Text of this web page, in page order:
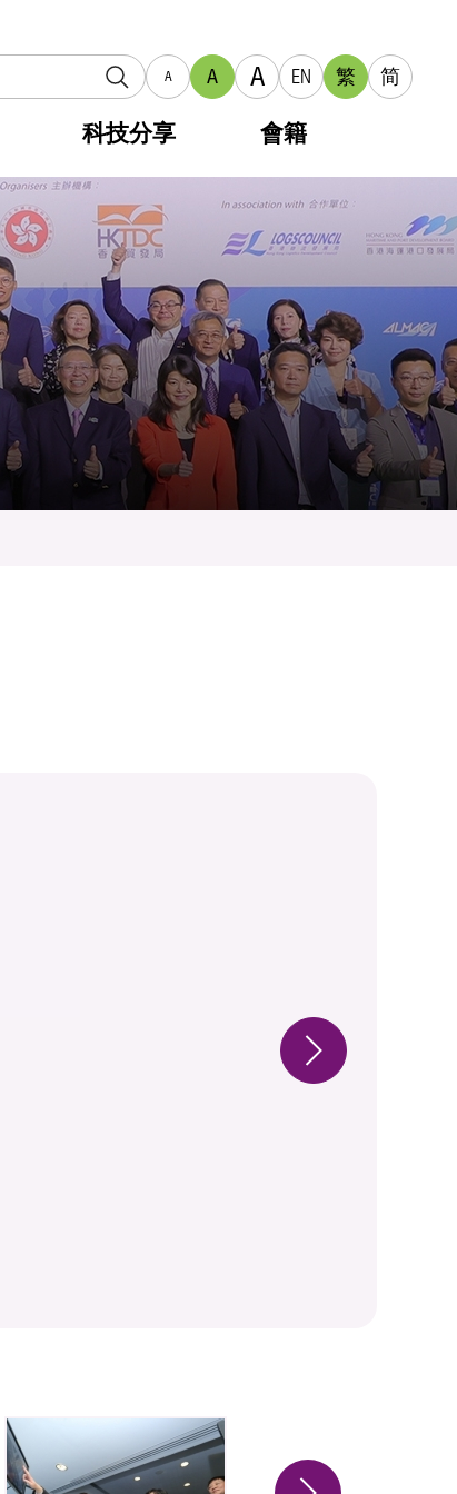
A A A EN 繁 简
科技分享 會籍